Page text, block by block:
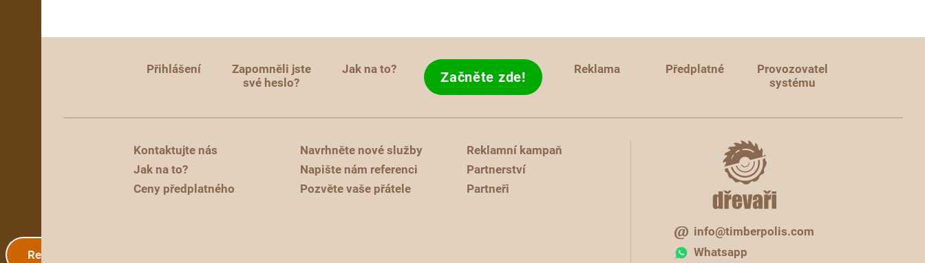
Registrace
Přihlášení
Zapomněli jste
své heslo?
Jak na to? Začněte zde! Reklama Předplatné
Provozovatel
systému
Kontaktujte nás
Jak na to?
Ceny předplatného
Navrhněte nové služby
Napište nám referenci
Pozvěte vaše přátele
Reklamní kampaň
Partnerství
Partneři
info@timberpolis.com
Whatsapp